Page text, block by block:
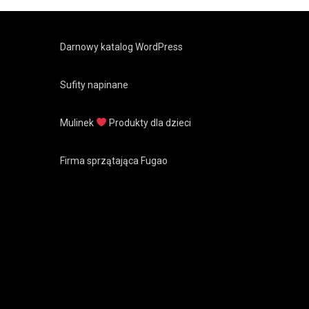
Darnowy katalog WordPress
Sufity napinane
Mulinek Produkty dla dzieci
Firma sprzątająca Fugao